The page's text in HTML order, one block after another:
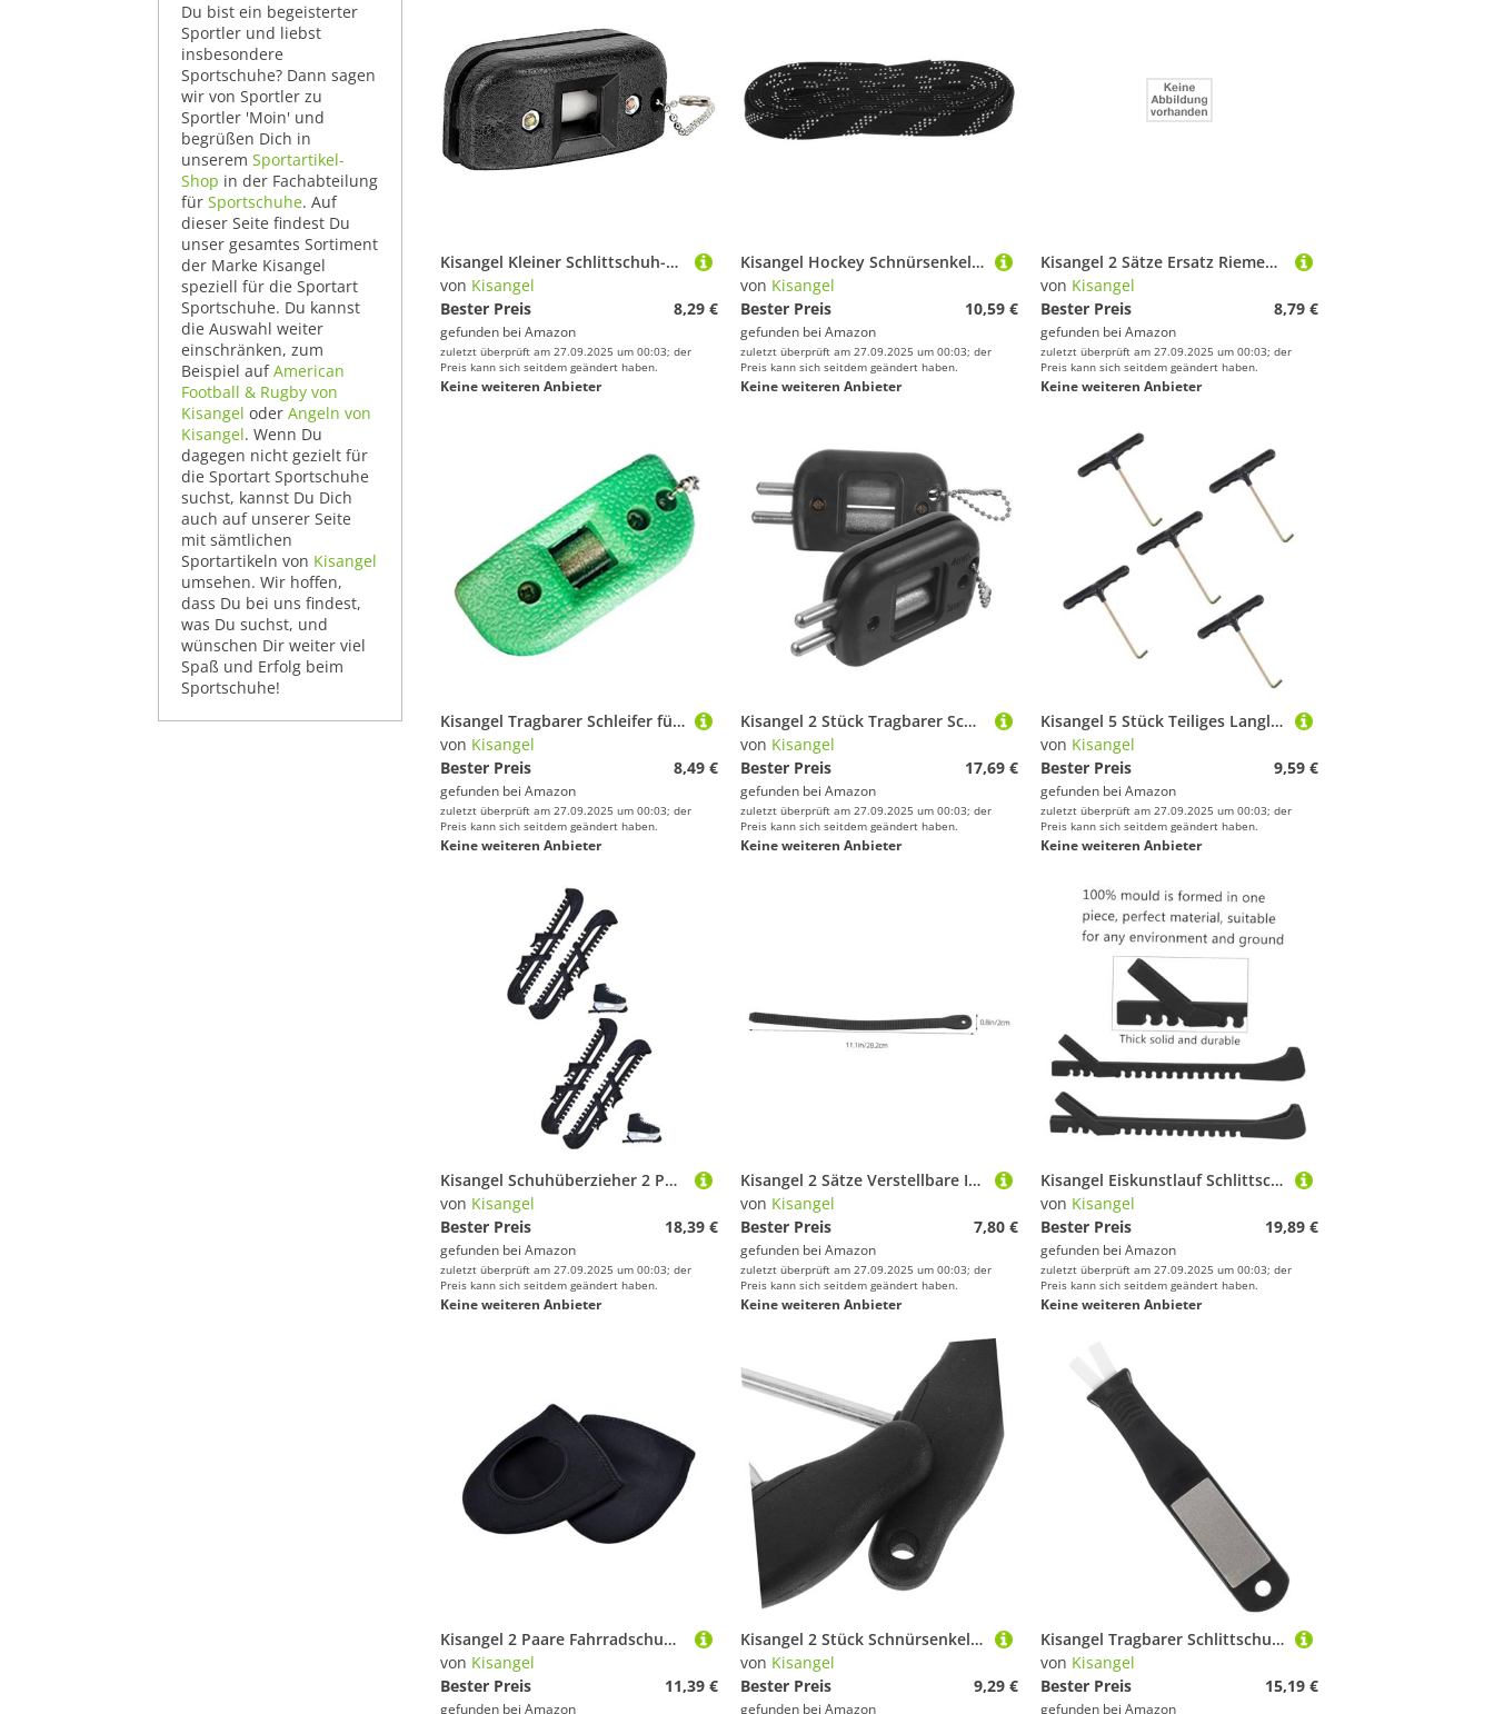
Du bist ein begeisterter
Sportler und liebst
insbesondere
Sportschuhe? Dann sagen
wir von Sportler zu
Sportler 'Moin' und
begrüßen Dich in
unserem Sportartikel-
Shop in der Fachabteilung
für Sportschuhe. Auf
dieser Seite findest Du
unser gesamtes Sortiment
der Marke Kisangel
speziell für die Sportart
Sportschuhe. Du kannst
die Auswahl weiter
einschränken, zum
Beispiel aufAmerican
Football & Rugby von
Kisangel oder Angeln von
Kisangel. Wenn Du
dagegen nicht gezielt für
die Sportart Sportschuhe
suchst, kannst Du Dich
auch auf unserer Seite
mit sämtlichen
Sportartikeln von Kisangel
umsehen. Wir hoffen,
dass Du bei uns findest,
was Du suchst, und
wünschen Dir weiter viel
Spaß und Erfolg beim
Sportschuhe!
Kisangel Kleiner Schlittschuh-schleifstein Australisches Schärfwerkzeug Tragbares Schlittschuhkufen-zubehör
von Kisangel
Bester Preis
8,29 €
gefunden bei Amazon
zuletzt überprüft am 27.09.2025 um 00:03; der
Preis kann sich seitdem geändert haben.
Keine weiteren Anbieter
Kisangel Hockey Schnürsenkel Gewachst Langlebig Lang Polyester Eishockey Sportschnürsenkel Robust für Schlittschuhe und Rollschuhe Einfache Montage und Hohe Kälteresistenz
von Kisangel
Bester Preis
10,59 €
gefunden bei Amazon
zuletzt überprüft am 27.09.2025 um 00:03; der
Preis kann sich seitdem geändert haben.
Keine weiteren Anbieter
Kisangel 2 Sätze Ersatz Riemen für Schlittschuhe und Rollschuhe Verstellbare Schnallenbänder für Verbesserte Stabilität Komfortable Fixierung Vielseitig Einsetzbar für Eislauf und
von Kisangel
Bester Preis
8,79 €
gefunden bei Amazon
zuletzt überprüft am 27.09.2025 um 00:03; der
Preis kann sich seitdem geändert haben.
Keine weiteren Anbieter
Kisangel Tragbarer Schleifer für Eiskufen Einstellbares Schleifwerkzeug für Eishockey Kunstlauf Torwart Schlittschuhe Schnelles Schärfen ohne Abnehmen der Kufen Grün
von Kisangel
Bester Preis
8,49 €
gefunden bei Amazon
zuletzt überprüft am 27.09.2025 um 00:03; der
Preis kann sich seitdem geändert haben.
Keine weiteren Anbieter
Kisangel 2 Stück Tragbarer Schlittschuh schärfwerkzeug aus Robustem Praktisches Zubehör für Eisklingen Schnelles Schleifen und Schärfen von Schlittschuhkufen Handliches Skate Blades Tool
von Kisangel
Bester Preis
17,69 €
gefunden bei Amazon
zuletzt überprüft am 27.09.2025 um 00:03; der
Preis kann sich seitdem geändert haben.
Keine weiteren Anbieter
Kisangel 5 Stück Teiliges Langlebige Schuhband Spanner aus Robustem Kunststoff und Eisen Tragbare Schnürsenkel ziehhaken für Schlittschuhe Sportschuhe und Vielseitige Anwendung
von Kisangel
Bester Preis
9,59 €
gefunden bei Amazon
zuletzt überprüft am 27.09.2025 um 00:03; der
Preis kann sich seitdem geändert haben.
Keine weiteren Anbieter
Kisangel Schuhüberzieher 2 Paar Skate-Skate-Abdeckung kufenschoner für Schlittschuhe Eislaufschuh Klingenabdeckung Schutz Zubehör Lieferungen Kind pxc-Synthese
von Kisangel
Bester Preis
18,39 €
gefunden bei Amazon
zuletzt überprüft am 27.09.2025 um 00:03; der
Preis kann sich seitdem geändert haben.
Keine weiteren Anbieter
Kisangel 2 Sätze Verstellbare Inline Skate Schnallen Ersatzset Riemen für Roller Eislaufschuhe Schnellbefestigung Kompatibel mit Verstellbaren Roll Schlittschuhen Outdoor Skates Zubehör
von Kisangel
Bester Preis
7,80 €
gefunden bei Amazon
zuletzt überprüft am 27.09.2025 um 00:03; der
Preis kann sich seitdem geändert haben.
Keine weiteren Anbieter
Kisangel Eiskunstlauf Schlittschuh Kufenschoner aus Robustem Nylon Schutz für Hockey Figure Skates Verhindert Klingenschäden und Verlängert Schärfezeit Leicht und Platzsparend
von Kisangel
Bester Preis
19,89 €
gefunden bei Amazon
zuletzt überprüft am 27.09.2025 um 00:03; der
Preis kann sich seitdem geändert haben.
Keine weiteren Anbieter
Kisangel 2 Paare Fahrradschuh überzüge Warm Winddicht Kurze Schuhabdeckung Anti rutsch Schutz Überschuhe für Radfahrer Schwarz
von Kisangel
Bester Preis
11,39 €
gefunden bei Amazon
Kisangel 2 Stück Schnürsenkelspanner Carbonstahl Kunststoff Schuhbänder Spanner Werkzeug für Eishockey Schlittschuhe Stiefel Boots mit Ergonomischem Griff Langlebig und Tragbar für Festen
von Kisangel
Bester Preis
9,29 €
gefunden bei Amazon
Kisangel Tragbarer Schlittschuh klingenschärfer mit Rutschfester Basis Langlebigem Schleifmittel und Kettchen zum Aufhängen Sicherer EIS schuhschleifer für Eishockey Snowboardkufen Einfach
von Kisangel
Bester Preis
15,19 €
gefunden bei Amazon